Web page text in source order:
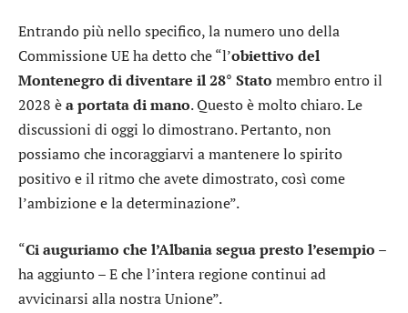
Entrando più nello specifico, la numero uno della
Commissione UE ha detto che “l’obiettivo del
Montenegro di diventare il 28° Stato membro entro il
2028 èa portata di mano. Questo è molto chiaro. Le
discussioni di oggi lo dimostrano. Pertanto, non
possiamo che incoraggiarvi a mantenere lo spirito
positivo e il ritmo che avete dimostrato, così come
l’ambizione e la determinazione”.
“Ci auguriamo che l’Albania segua presto l’esempio –
ha aggiunto – E che l’intera regione continui ad
avvicinarsi alla nostra Unione”.